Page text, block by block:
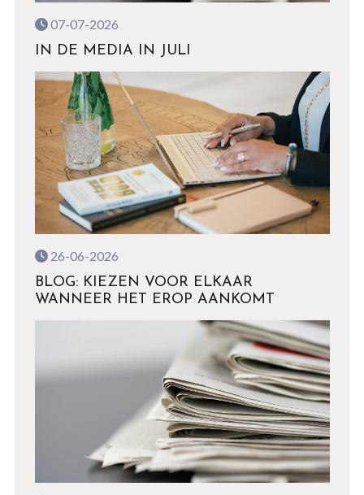
07-07-2026
IN DE MEDIA IN JULI
26-06-2026
BLOG: KIEZEN VOOR ELKAAR
WANNEER HET EROP AANKOMT